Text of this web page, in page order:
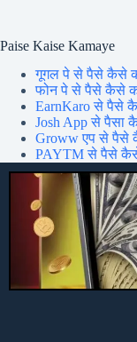
Paise Kaise Kamaye
गूगल पे से पैसे कैसे
फोन पे से पैसे कैसे
EarnKaro से पैसे
Josh App से पैसा
Groww एप से पैसे
PAYTM से पैसे